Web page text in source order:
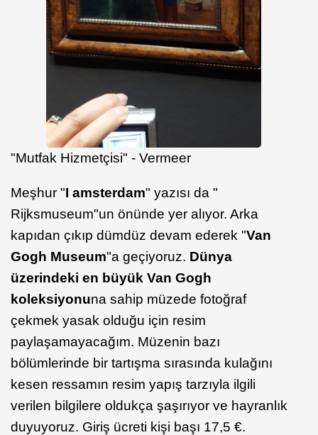
"Mutfak Hizmetçisi" - Vermeer
Meşhur "I amsterdam" yazısı da "
Rijksmuseum"un önünde yer alıyor. Arka
kapıdan çıkıp dümdüz devam ederek "Van
Gogh Museum"a geçiyoruz. Dünya
üzerindeki en büyük Van Gogh
koleksiyonuna sahip müzede fotoğraf
çekmek yasak olduğu için resim
paylaşamayacağım. Müzenin bazı
bölümlerinde bir tartışma sırasında kulağını
kesen ressamın resim yapış tarzıyla ilgili
verilen bilgilere oldukça şaşırıyor ve hayranlık
duyuyoruz. Giriş ücreti kişi başı 17,5 €.